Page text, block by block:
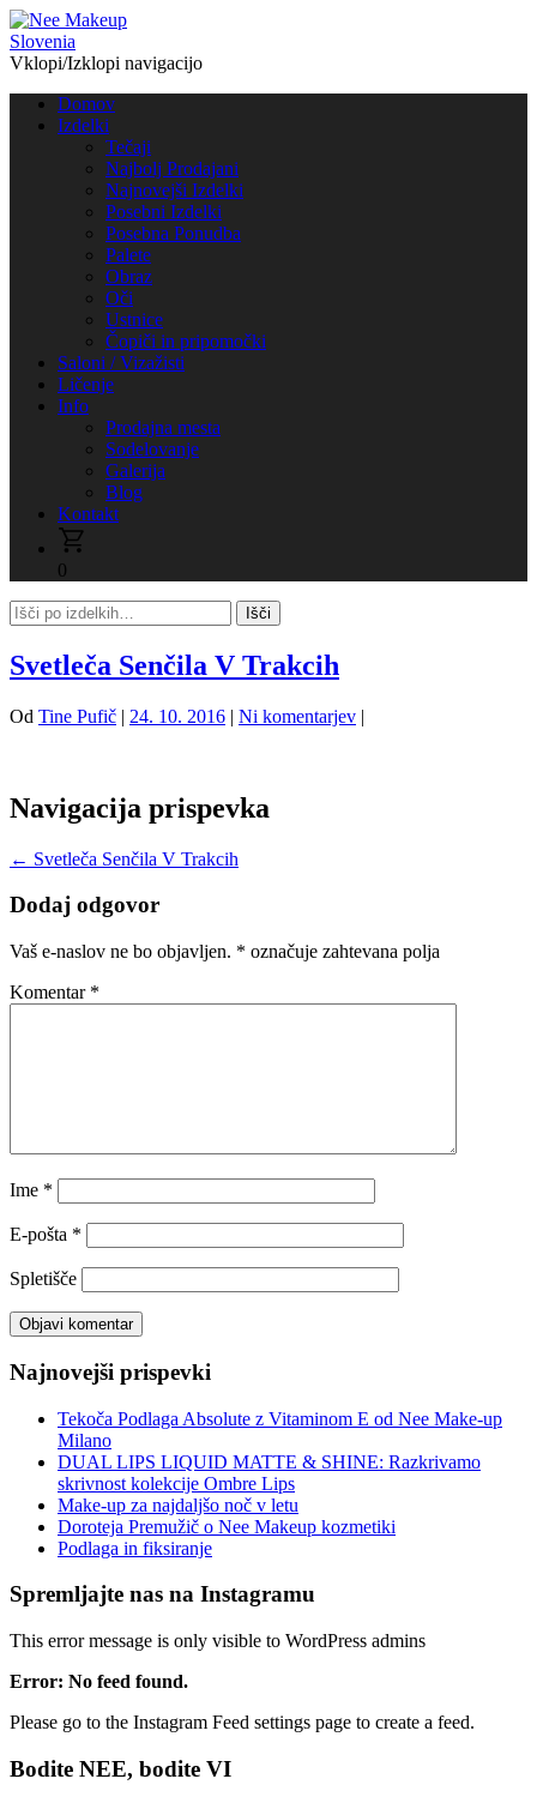
Vklopi/Izklopi navigacijo
Domov
Izdelki
Tečaji
Najbolj Prodajani
Najnovejši Izdelki
Posebni Izdelki
Posebna Ponudba
Palete
Obraz
Oči
Ustnice
Čopiči in pripomočki
Saloni / Vizažisti
Ličenje
Info
Prodajna mesta
Sodelovanje
Galerija
Blog
Kontakt
0
Svetleča Senčila V Trakcih
Od Tine Pufič | 24. 10. 2016 | Ni komentarjev |
Navigacija prispevka
← Svetleča Senčila V Trakcih
Dodaj odgovor
Vaš e-naslov ne bo objavljen. * označuje zahtevana polja
Komentar *
Ime *
E-pošta *
Spletišče
Najnovejši prispevki
Tekoča Podlaga Absolute z Vitaminom E od Nee Make-up
Milano
DUAL LIPS LIQUID MATTE & SHINE: Razkrivamo
skrivnost kolekcije Ombre Lips
Make-up za najdaljšo noč v letu
Doroteja Premužič o Nee Makeup kozmetiki
Podlaga in fiksiranje
Spremljajte nas na Instagramu
This error message is only visible to WordPress admins
Error: No feed found.
Please go to the Instagram Feed settings page to create a feed.
Bodite NEE, bodite VI